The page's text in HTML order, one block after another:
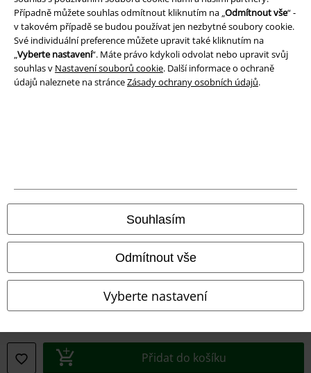
Případně můžete souhlas odmítnout kliknutím na „Odmítnout vše“ -
v takovém případě se budou používat jen nezbytné soubory cookie.
Své individuální preference můžete upravit také kliknutím na
„Vyberte nastavení“. Máte právo kdykoli odvolat nebo upravit svůj
souhlas v Nastavení souborů cookie. Další informace o ochraně
údajů naleznete na stránceZásady ochrany osobních údajů.
Souhlasím
Odmítnout vše
Vyberte nastavení
Přidat do košíku
Prohlášení
Ochrana osobních údajů
Likvidace odpadu a ochrana životního prostředí
Nastavení souborů cookie